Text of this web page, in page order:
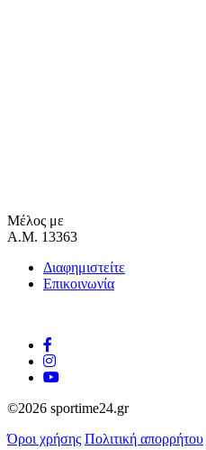
Μέλος με
Α.Μ. 13363
Διαφημιστείτε
Επικοινωνία
©2026 sportime24.gr
Όροι χρήσης Πολιτική απορρήτου